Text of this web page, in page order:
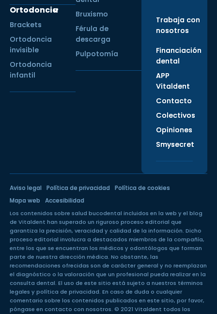
Ortodoncia
Brackets
Ortodoncia
invisible
Ortodoncia
infantil
Bruxismo
Férula de
descarga
Pulpotomía
Trabaja con
nosotros
Financiación
dental
APP
Vitaldent
Contacto
Colectivos
Opiniones
Smysecret
Aviso legal Política de privacidad
Política de cookies
Mapa web
Accesibilidad
Los contenidos sobre salud bucodental incluidos en la web y el blog
de Vitaldent han superado un riguroso proceso editorial que
garantiza la precisión, veracidad y calidad de la información. Dicho
proceso editorial involucra a destacados miembros de la compañía,
entre los que se encuentran los médicos y odontólogos que forman
parte de nuestra dirección médica. No obstante, las
recomendaciones ofrecidas son de carácter general y no reemplazan
el diagnóstico o la valoración que un profesional pueda realizar en la
consulta dental. El uso de este sitio está sujeto a nuestros términos
legales y política de privacidad. En caso de duda o cualquier
comentario sobre los contenidos publicados en este sitio, por favor,
póngase en contacto con nosotros. © 2021 Vitaldent todos los